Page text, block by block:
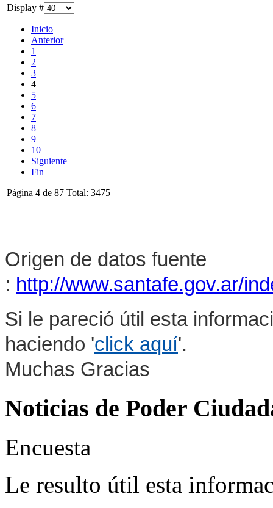
Display #
Inicio
Anterior
1
2
3
4
5
6
7
8
9
10
Siguiente
Fin
Página 4 de 87 Total: 3475
Origen de datos fuente
: http://www.santafe.gov.ar/
Si le pareció útil esta
haciendo 'click aquí'.
Muchas Gracias
Noticias de Poder
Encuesta
Le resulto útil esta